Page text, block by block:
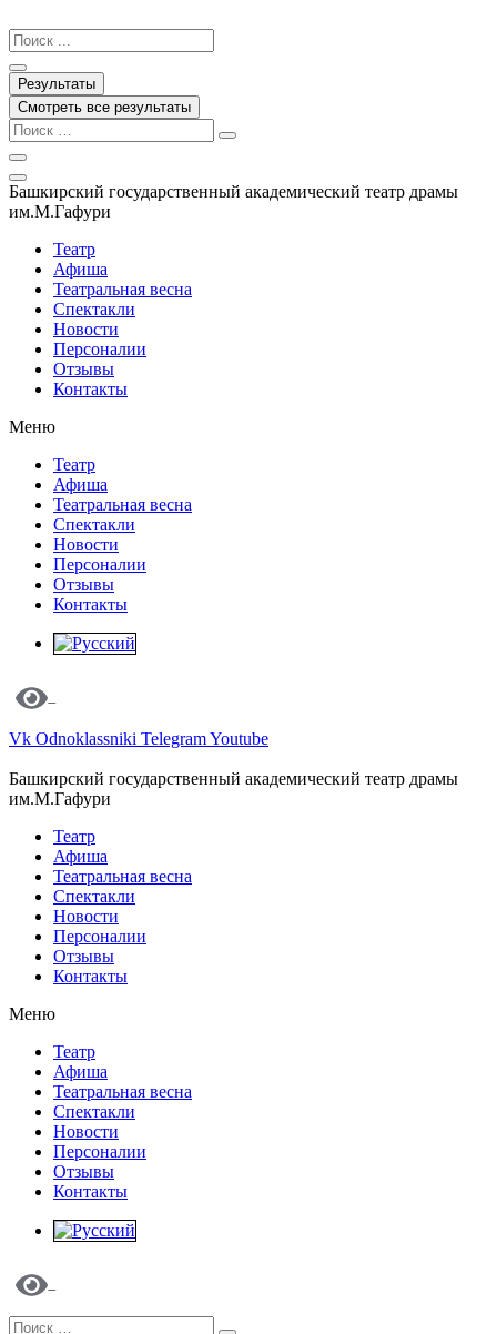
к
содержимому
Search
...
Результаты
Смотреть все результаты
Башкирский государственный академический театр драмы
им.М.Гафури
Театр
Афиша
Театральная весна
Спектакли
Новости
Персоналии
Отзывы
Контакты
Меню
Театр
Афиша
Театральная весна
Спектакли
Новости
Персоналии
Отзывы
Контакты
Vk Odnoklassniki TelegramYoutube
Башкирский государственный академический театр драмы
им.М.Гафури
Театр
Афиша
Театральная весна
Спектакли
Новости
Персоналии
Отзывы
Контакты
Меню
Театр
Афиша
Театральная весна
Спектакли
Новости
Персоналии
Отзывы
Контакты